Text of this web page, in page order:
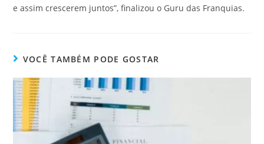
e assim crescerem juntos”, finalizou o Guru das Franquias.
VOCÊ TAMBÉM PODE GOSTAR